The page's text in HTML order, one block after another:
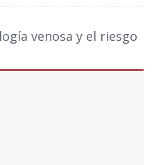
venosa y el riesgo